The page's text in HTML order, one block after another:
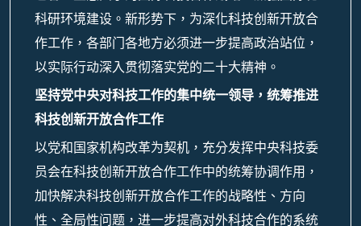
科研环境建设。新形势下，为深化科技创新开放合
作工作，各部门各地方必须进一步提高政治站位，
以实际行动深入贯彻落实党的二十大精神。
坚持党中央对科技工作的集中统一领导，统筹推进
科技创新开放合作工作
以党和国家机构改革为契机，充分发挥中央科技委
员会在科技创新开放合作工作中的统筹协调作用，
加快解决科技创新开放合作工作的战略性、方向
性、全局性问题，进一步提高对外科技合作的系统